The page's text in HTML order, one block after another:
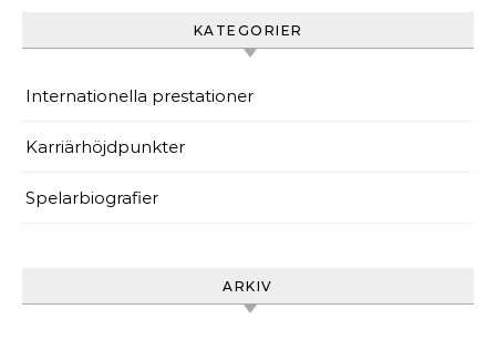
KATEGORIER
Internationella prestationer
Karriärhöjdpunkter
Spelarbiografier
ARKIV